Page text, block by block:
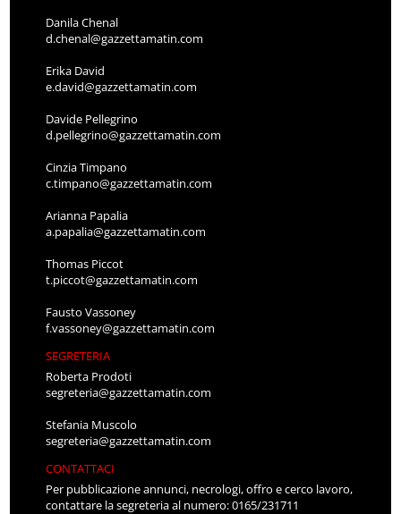
Danila Chenal
d.chenal@gazzettamatin.com
Erika David
e.david@gazzettamatin.com
Davide Pellegrino
d.pellegrino@gazzettamatin.com
Cinzia Timpano
c.timpano@gazzettamatin.com
Arianna Papalia
a.papalia@gazzettamatin.com
Thomas Piccot
t.piccot@gazzettamatin.com
Fausto Vassoney
f.vassoney@gazzettamatin.com
SEGRETERIA
Roberta Prodoti
segreteria@gazzettamatin.com
Stefania Muscolo
segreteria@gazzettamatin.com
CONTATTACI
Per pubblicazione annunci, necrologi, offro e cerco lavoro,
contattare la segreteria al numero: 0165/231711